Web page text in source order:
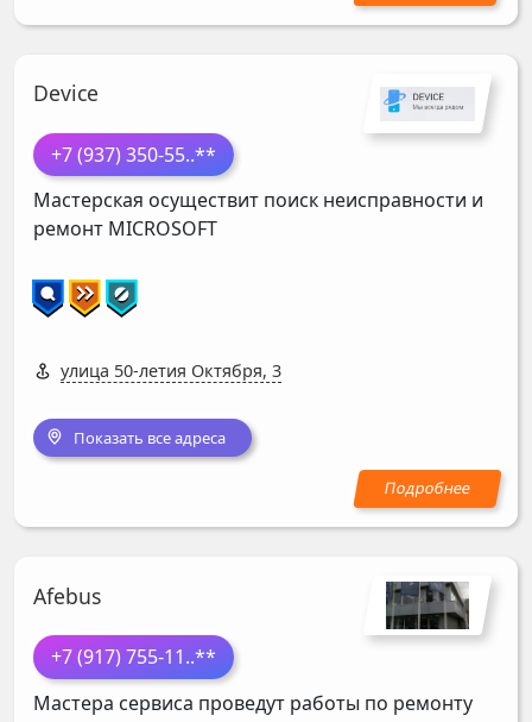
Device
+7 (937) 350-55..**
Мастерская осуществит поиск неисправности и
ремонт MICROSOFT
улица 50-летия Октября, 3
Показать все адреса
Afebus
+7 (917) 755-11..**
Мастера сервиса проведут работы по ремонту